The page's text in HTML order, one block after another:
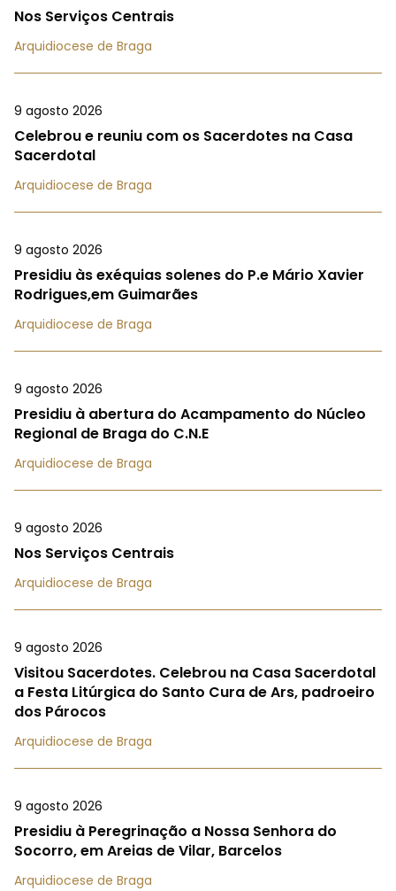
Nos Serviços Centrais
Arquidiocese de Braga
9 agosto 2026
Celebrou e reuniu com os Sacerdotes na Casa
Sacerdotal
Arquidiocese de Braga
9 agosto 2026
Presidiu às exéquias solenes do P.e Mário Xavier
Rodrigues,em Guimarães
Arquidiocese de Braga
9 agosto 2026
Presidiu à abertura do Acampamento do Núcleo
Regional de Braga do C.N.E
Arquidiocese de Braga
9 agosto 2026
Nos Serviços Centrais
Arquidiocese de Braga
9 agosto 2026
Visitou Sacerdotes. Celebrou na Casa Sacerdotal
a Festa Litúrgica do Santo Cura de Ars, padroeiro
dos Párocos
Arquidiocese de Braga
9 agosto 2026
Presidiu à Peregrinação a Nossa Senhora do
Socorro, em Areias de Vilar, Barcelos
Arquidiocese de Braga